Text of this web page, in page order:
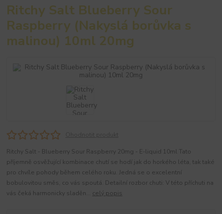
Ritchy Salt Blueberry Sour
Raspberry (Nakyslá borůvka s
malinou) 10ml 20mg
Ritchy Salt - Blueberry Sour Raspberry 20mg - E-liquid 10ml Tato
příjemně osvěžující kombinace chutí se hodí jak do horkého léta, tak také
pro chvíle pohody během celého roku. Jedná se o excelentní
bobulovitou směs, co vás spoutá. Detailní rozbor chuti: V této příchuti na
vás čeká harmonicky sladěn... celý popis